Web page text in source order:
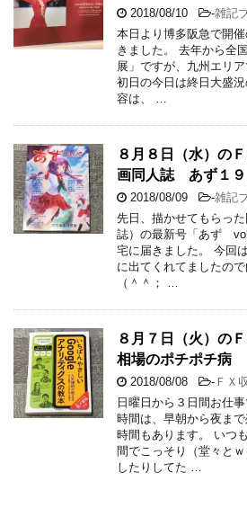
2018/08/10 -雑記
本日より博多阪急で開
きました。 去年から全
展」ですが、九州エリ
初日の今日は終日大盛
容は、 …
８月８日（水）の
画同人誌 あず１９
2018/08/09 -雑記
先日、描かせてもらっ
誌）の最新号「あず
宅に届きました。 今回
に出てくれてましたの
（＾＾； …
８月７日（火）の
相場のポチポチ病
2018/08/08 - ＦＸ
日曜日から３日間お仕
時間は、早朝から夜ま
時間もあります。 いつ
間でこっそり（堂々と
したりしてた …